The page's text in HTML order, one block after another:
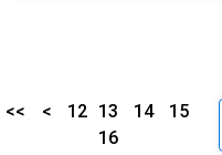
<< < 12 13 14
15
16